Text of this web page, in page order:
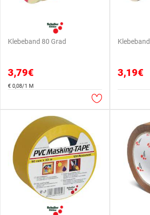
Klebeband 80 Grad
3,79€
€ 0,08/1 M
Klebeband
3,19€